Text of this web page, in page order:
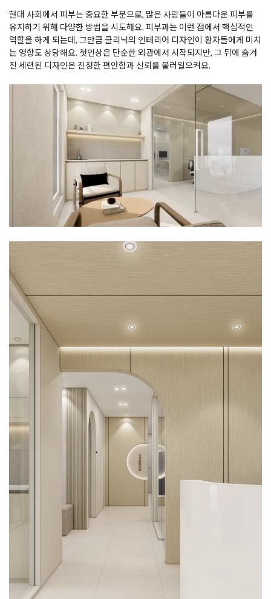
현대 사회에서 피부는 중요한 부분으로, 많은 사람들이 아름다운 피부를
유지하기 위해 다양한 방법을 시도해요. 피부과는 이런 점에서 핵심적인
역할을 하게 되는데, 그만큼 클리닉의 인테리어 디자인이 환자들에게 미치
는 영향도 상당해요. 첫인상은 단순한 외관에서 시작되지만, 그 뒤에 숨겨
진 세련된 디자인은 진정한 편안함과 신뢰를 불러일으켜요.